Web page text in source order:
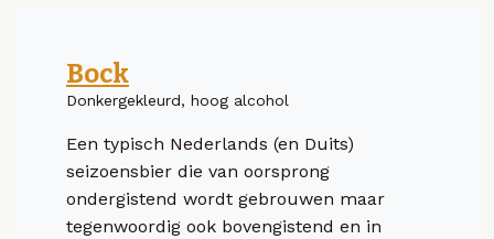
Bock
Donkergekleurd, hoog alcohol
Een typisch Nederlands (en Duits)
seizoensbier die van oorsprong
ondergistend wordt gebrouwen maar
tegenwoordig ook bovengistend en in